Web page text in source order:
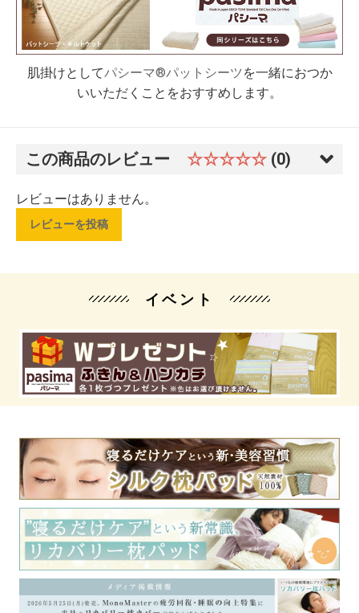
肌掛けとしてパシーマ®パットシーツ を一緒におつか
いいただくことをおすすめします。
この商品のレビュー ☆☆☆☆☆ (0)
レビューはありません。
レビューを投稿
イベント